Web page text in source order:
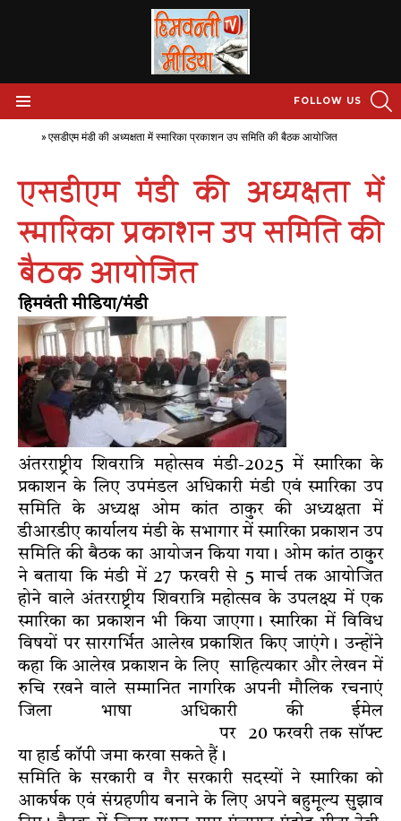
FOLLOW US
» एसडीएम मंडी की अध्यक्षता में स्मारिका प्रकाशन उप समिति की बैठक आयोजित
एसडीएम मंडी की अध्यक्षता में
स्मारिका प्रकाशन उप समिति की
बैठक आयोजित
हिमवंती मीडिया/मंडी
अंतरराष्ट्रीय शिवरात्रि महोत्सव मंडी-2025 में स्मारिका के
प्रकाशन के लिए उपमंडल अधिकारी मंडी एवं स्मारिका उप
समिति के अध्यक्ष ओम कांत ठाकुर की अध्यक्षता में
डीआरडीए कार्यालय मंडी के सभागार में स्मारिका प्रकाशन उप
समिति की बैठक का आयोजन किया गया। ओम कांत ठाकुर
ने बताया कि मंडी में 27 फरवरी से 5 मार्च तक आयोजित
होने वाले अंतरराष्ट्रीय शिवरात्रि महोत्सव के उपलक्ष्य में एक
स्मारिका का प्रकाशन भी किया जाएगा। स्मारिका में विविध
विषयों पर सारगर्भित आलेख प्रकाशित किए जाएंगे। उन्होंने
कहा कि आलेख प्रकाशन के लिए साहित्यकार और लेखन में
रुचि रखने वाले सम्मानित नागरिक अपनी मौलिक रचनाएं
जिला भाषा अधिकारी की ईमेल
पर 20 फरवरी तक सॉफ्ट
या हार्ड कॉपी जमा करवा सकते हैं।
समिति के सरकारी व गैर सरकारी सदस्यों ने स्मारिका को
आकर्षक एवं संग्रहणीय बनाने के लिए अपने बहुमूल्य सुझाव